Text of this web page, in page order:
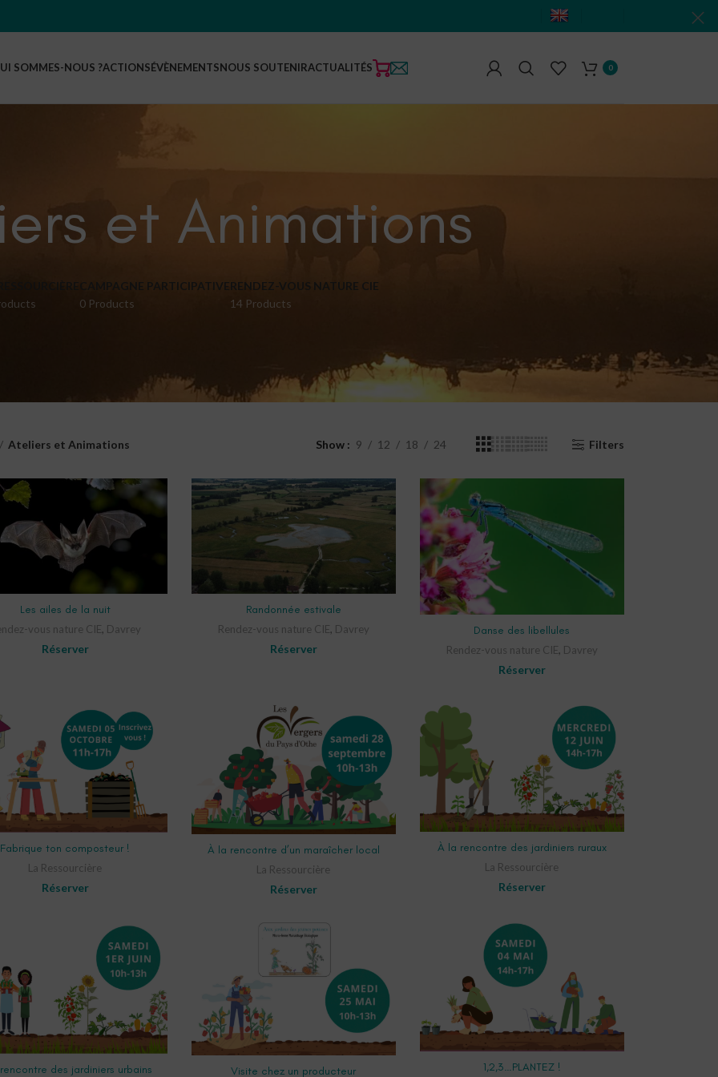
SOMMES-NOUS ?ACTIONSÉVÈNEMENTSNOUS SOUTENIRACTUALITÉS 0
et Animations
CAMPAGNE PARTICIPATIVE
0 Products
RENDEZ-VOUS NATURE CIE
14 Products
Ateliers et Animations Show 9 12 18 24 Filters
Les ailes de la nuit
vous nature CIE, Davrey
Réserver
Randonnée estivale
Rendez-vous nature CIE, Davrey
Réserver
SELECT OPTIONS
Danse des libellules
Rendez-vous nature CIE, Davrey
Réserver
Fabrique ton composteur !
La Ressourcière
Réserver
ADD TO CART
À la rencontre d’un maraîcher local
La Ressourcière
Réserver
ADD TO CART
À la rencontre des jardiniers ruraux
La Ressourcière
Réserver
ADD TO CART
des jardiniers urbains ADD TO CART
Visite chez un producteur 1,2,3…PLANTEZ !